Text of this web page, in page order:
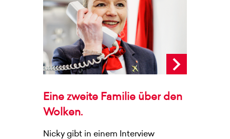
Eine zweite Familie über den
Wolken.
Nicky gibt in einem Interview